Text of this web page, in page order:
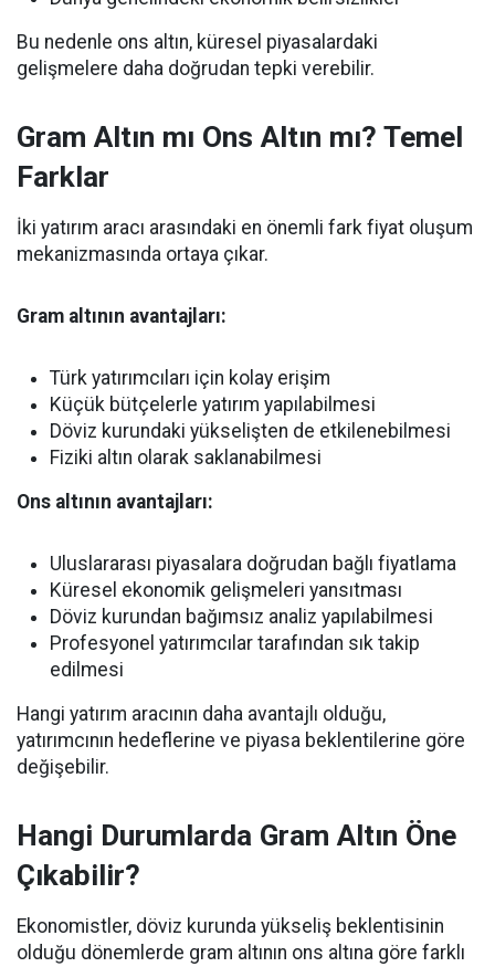
Bu nedenle ons altın, küresel piyasalardaki
gelişmelere daha doğrudan tepki verebilir.
Gram Altın mı Ons Altın mı? Temel
Farklar
İki yatırım aracı arasındaki en önemli fark fiyat oluşum
mekanizmasında ortaya çıkar.
Gram altının avantajları:
Türk yatırımcıları için kolay erişim
Küçük bütçelerle yatırım yapılabilmesi
Döviz kurundaki yükselişten de etkilenebilmesi
Fiziki altın olarak saklanabilmesi
Ons altının avantajları:
Uluslararası piyasalara doğrudan bağlı fiyatlama
Küresel ekonomik gelişmeleri yansıtması
Döviz kurundan bağımsız analiz yapılabilmesi
Profesyonel yatırımcılar tarafından sık takip
edilmesi
Hangi yatırım aracının daha avantajlı olduğu,
yatırımcının hedeflerine ve piyasa beklentilerine göre
değişebilir.
Hangi Durumlarda Gram Altın Öne
Çıkabilir?
Ekonomistler, döviz kurunda yükseliş beklentisinin
olduğu dönemlerde gram altının ons altına göre farklı